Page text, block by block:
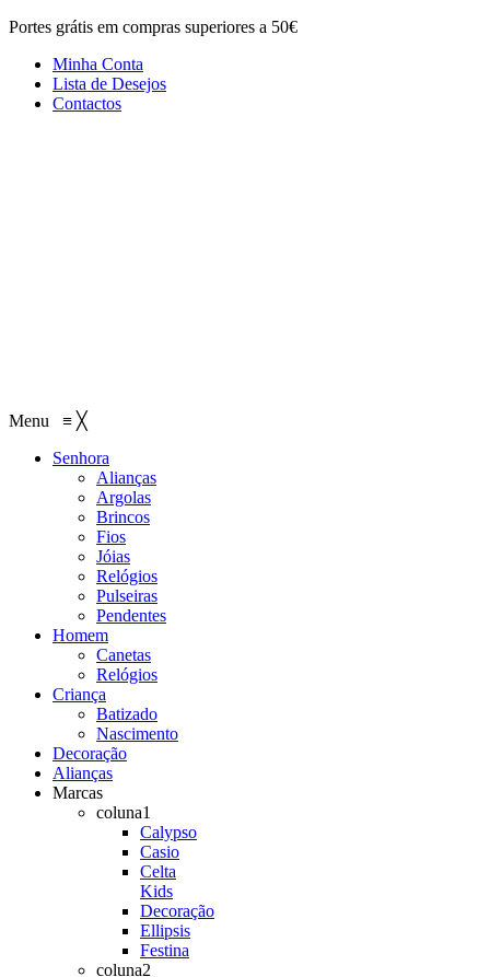
Portes grátis em compras superiores a 50€
Minha Conta
Lista de Desejos
Contactos
Menu ≡ ╳
Senhora
Alianças
Argolas
Brincos
Fios
Jóias
Relógios
Pulseiras
Pendentes
Homem
Canetas
Relógios
Criança
Batizado
Nascimento
Decoração
Alianças
Marcas
coluna1
Calypso
Casio
Celta
Kids
Decoração
Ellipsis
Festina
coluna2